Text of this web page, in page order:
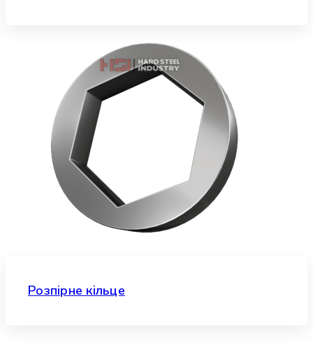
Розпірне кільце